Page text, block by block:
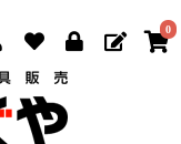
0